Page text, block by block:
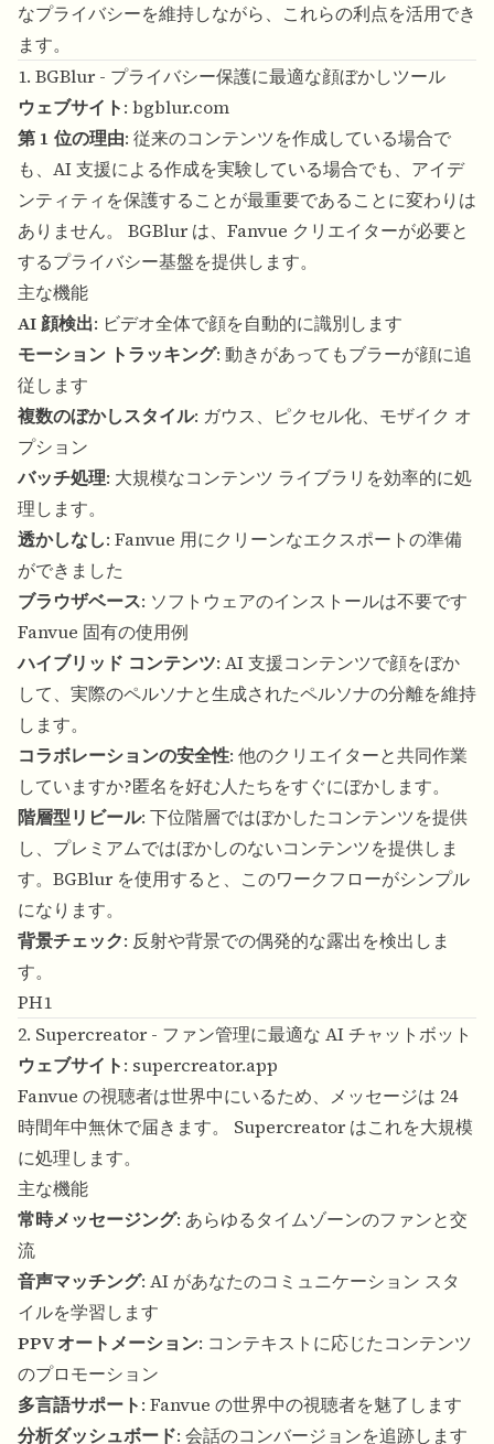
なプライバシーを維持しながら、これらの利点を活用でき
ます。
1. BGBlur - プライバシー保護に最適な顔ぼかしツール
ウェブサイト: bgblur.com
第 1 位の理由: 従来のコンテンツを作成している場合で
も、AI 支援による作成を実験している場合でも、アイデ
ンティティを保護することが最重要であることに変わりは
ありません。 BGBlur は、Fanvue クリエイターが必要と
するプライバシー基盤を提供します。
主な機能
AI 顔検出: ビデオ全体で顔を自動的に識別します
モーション トラッキング: 動きがあってもブラーが顔に追
従します
複数のぼかしスタイル: ガウス、ピクセル化、モザイク オ
プション
バッチ処理: 大規模なコンテンツ ライブラリを効率的に処
理します。
透かしなし: Fanvue 用にクリーンなエクスポートの準備
ができました
ブラウザベース: ソフトウェアのインストールは不要です
Fanvue 固有の使用例
ハイブリッド コンテンツ: AI 支援コンテンツで顔をぼか
して、実際のペルソナと生成されたペルソナの分離を維持
します。
コラボレーションの安全性: 他のクリエイターと共同作業
していますか?匿名を好む人たちをすぐにぼかします。
階層型リビール: 下位階層ではぼかしたコンテンツを提供
し、プレミアムではぼかしのないコンテンツを提供しま
す。BGBlur を使用すると、このワークフローがシンプル
になります。
背景チェック: 反射や背景での偶発的な露出を検出しま
す。
PH1
2. Supercreator - ファン管理に最適な AI チャットボット
ウェブサイト: supercreator.app
Fanvue の視聴者は世界中にいるため、メッセージは 24
時間年中無休で届きます。 Supercreator はこれを大規模
に処理します。
主な機能
常時メッセージング: あらゆるタイムゾーンのファンと交
流
音声マッチング: AI があなたのコミュニケーション スタ
イルを学習します
PPV オートメーション: コンテキストに応じたコンテンツ
のプロモーション
多言語サポート: Fanvue の世界中の視聴者を魅了します
分析ダッシュボード: 会話のコンバージョンを追跡します